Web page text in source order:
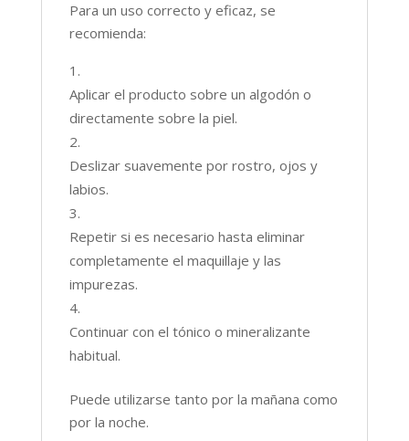
Para un uso correcto y eficaz, se
recomienda:
Aplicar el producto sobre un algodón o
directamente sobre la piel.
Deslizar suavemente por rostro, ojos y
labios.
Repetir si es necesario hasta eliminar
completamente el maquillaje y las
impurezas.
Continuar con el tónico o mineralizante
habitual.
Puede utilizarse tanto por la mañana como
por la noche.